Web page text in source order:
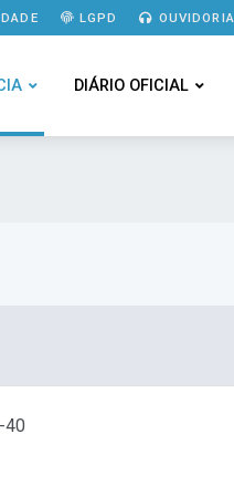
LGPD OUVIDORIA
DIÁRIO OFICIAL
40